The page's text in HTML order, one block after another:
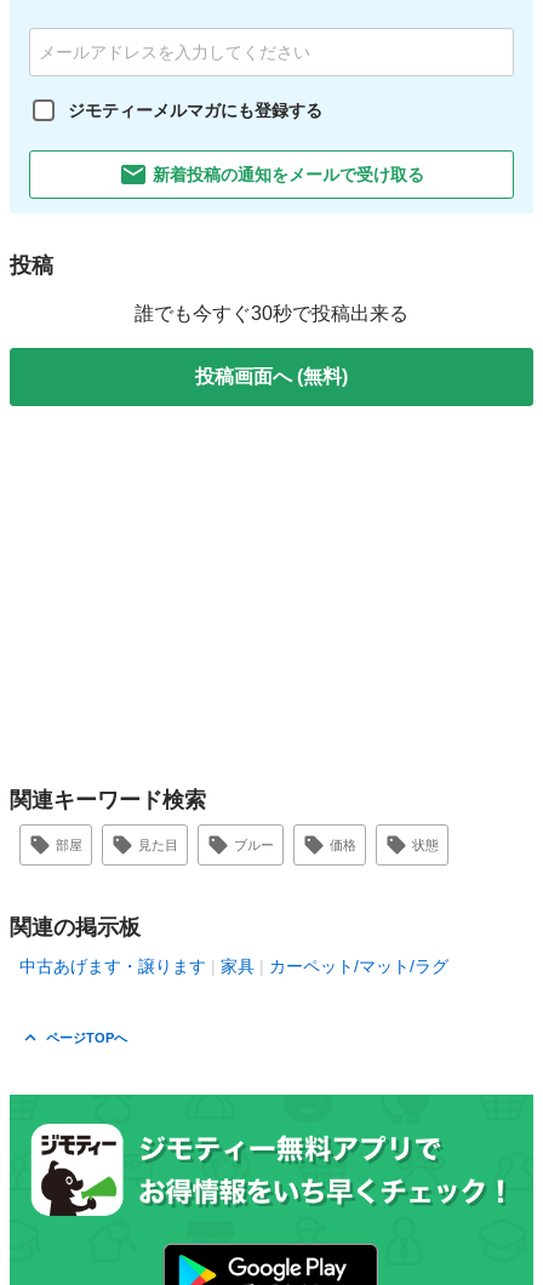
ジモティーメルマガにも登録する
新着投稿の通知をメールで受け取る
投稿
誰でも今すぐ30秒で投稿出来る
投稿画面へ (無料)
関連キーワード検索
部屋 見た目 ブルー 価格 状態
関連の掲示板
中古あげます・譲ります 家具 カーペット/マット/ラグ
ページTOPへ